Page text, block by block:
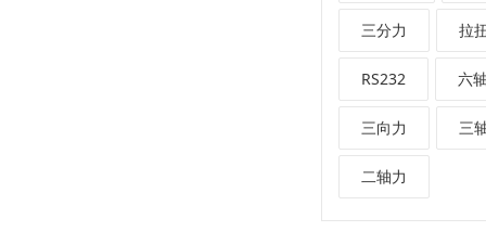
三分力 拉
RS232 六
三向力 三
二轴力